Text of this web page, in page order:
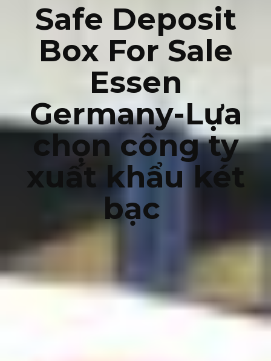
Safe Deposit
Box For Sale
Essen
Germany-Lựa
chọn công ty
xuất khẩu két
bạc